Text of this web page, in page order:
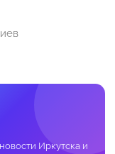
Иркутска и